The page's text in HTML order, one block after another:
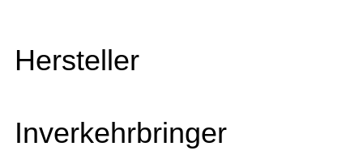
Hersteller
Inverkehrbringer